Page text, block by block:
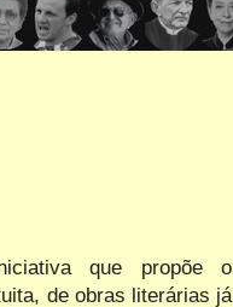
que propõe o
de obras literárias já